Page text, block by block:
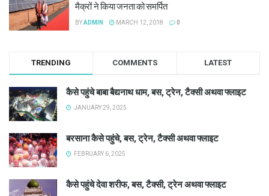
मैक्रों ने किया जनता को समर्पित
BYADMIN MARCH 12, 2018 0
TRENDING COMMENTS LATEST
कैसे पहुंचे बाबा बैद्यनाथ धाम, बस, ट्रेन, टैक्सी अथवा फ्लाइट
JANUARY 29, 2025
बरसाना कैसे पहुंचे, बस, ट्रेन, टैक्सी अथवा फ्लाइट
FEBRUARY 6, 2025
कैसे पहुंचे देवा शरीफ, बस, टैक्सी, ट्रेन अथवा फ्लाइट